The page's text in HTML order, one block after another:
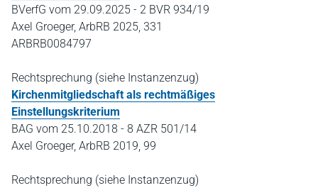
BVerfG vom 29.09.2025 - 2 BVR 934/19
Axel Groeger, ArbRB 2025, 331
ARBRB0084797
Rechtsprechung (siehe Instanzenzug)
Kirchenmitgliedschaft als rechtmäßiges
Einstellungskriterium
BAG vom 25.10.2018 - 8 AZR 501/14
Axel Groeger, ArbRB 2019, 99
Rechtsprechung (siehe Instanzenzug)